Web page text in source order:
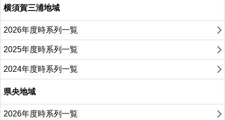
横須賀三浦地域
2026年度時系列一覧
2025年度時系列一覧
2024年度時系列一覧
県央地域
2026年度時系列一覧